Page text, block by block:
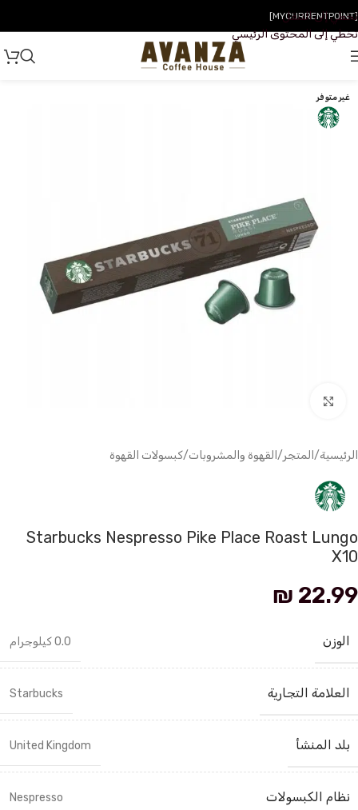
تخطي إلى التنقل
تخطي إلى المحتوى الرئيسي
[MYCURRENTPOINT]
غير متوفر
الرئيسية/ المتجر/ القهوة والمشروبات/كبسولات القهوة
Starbucks Nespresso Pike Place Roast Lungo
X10
₪ 22.99
الوزن 0.0 كيلوجرام
العلامة التجارية Starbucks
بلد المنشأ United Kingdom
نظام الكبسولات Nespresso